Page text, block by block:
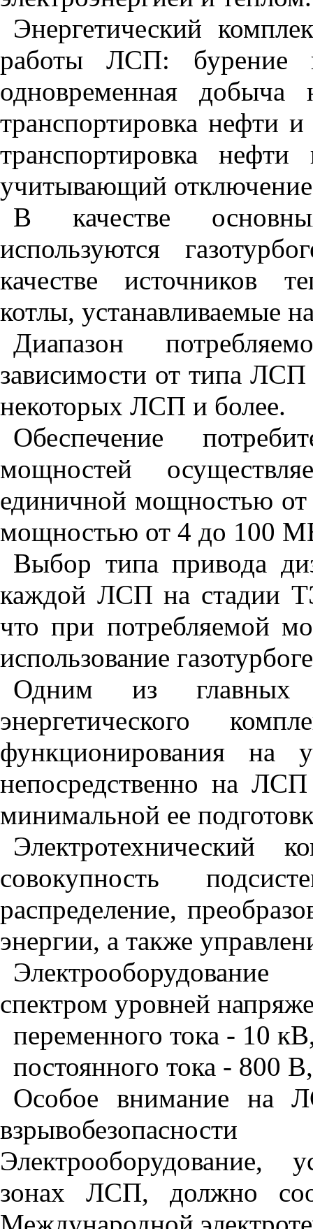
Энергетический
работы ЛСП: бурение
одновременная
транспортировка нефти
транспортировка
учитывающий отключение
В качестве
используются
качестве источников
котлы, устанавливаемые
Диапазон
зависимости от типа
некоторых ЛСП и более.
Обеспечение
мощностей
единичной мощностью
мощностью от 4 до 100
Выбор типа привода
каждой ЛСП на стадии
что при потребляемой
использование
Одним из главных
энергетического
функционирования на
непосредственно на
минимальной ее
Электротехнический
совокупность
распределение,
энергии, а также
спектром уровней
переменного тока - 10
постоянного тока - 800
Особое внимание на
взрывобезопасности
Электрооборудование,
зонах ЛСП, должно